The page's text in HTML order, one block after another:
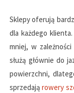
Sklepy oferują
dla każdego
mniej, w
służą głównie do
powierzchni,
sprzedająrowery